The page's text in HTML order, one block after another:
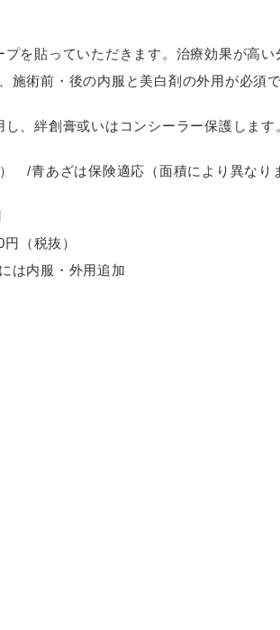
を貼っていただきます。治療効果が高
施術前・後の内服と美白剤の外用が必須で
、絆創膏或いはコンシーラー保護します
青あざは保険適応（面積により異なり
（税抜）
は内服・外用追加